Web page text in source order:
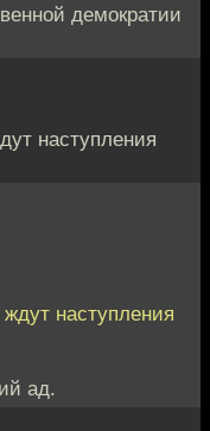
демократии
наступления
наступления
ад.